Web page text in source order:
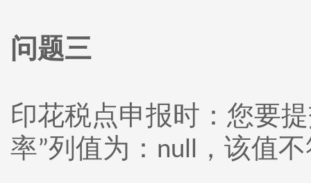
问题三
印花税点申报时：您要
率”列值为： null ，该值